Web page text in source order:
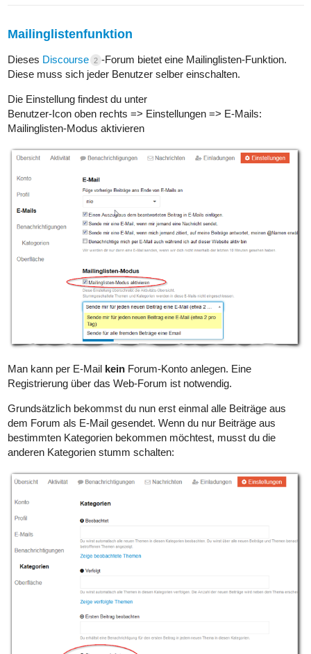
Mailinglistenfunktion
Dieses Discourse 2 -Forum bietet eine Mailinglisten-Funktion.
Diese muss sich jeder Benutzer selber einschalten.
Die Einstellung findest du unter
Benutzer-Icon oben rechts => Einstellungen => E-Mails:
Mailinglisten-Modus aktivieren
Man kann per E-Mail kein Forum-Konto anlegen. Eine
Registrierung über das Web-Forum ist notwendig.
Grundsätzlich bekommst du nun erst einmal alle Beiträge aus
dem Forum als E-Mail gesendet. Wenn du nur Beiträge aus
bestimmten Kategorien bekommen möchtest, musst du die
anderen Kategorien stumm schalten: